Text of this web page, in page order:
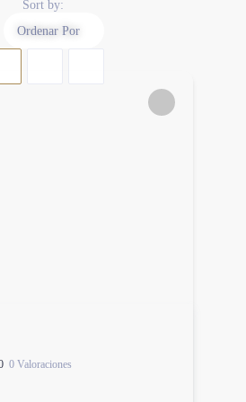
Sort by:
Ordenar Por
0 Valoraciones